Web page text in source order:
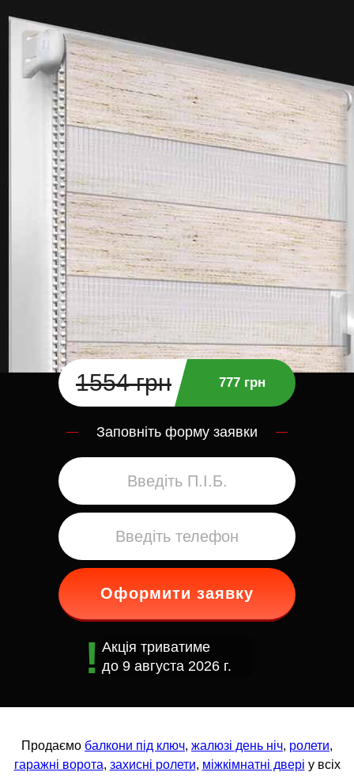
1554 грн 777 грн
Заповніть форму заявки
Оформити заявку
Акція триватиме
до 9 августа 2026 г.
Продаємо балкони під ключ, жалюзі день ніч, ролети,
гаражні ворота, захисні ролети, міжкімнатні двері у всіх